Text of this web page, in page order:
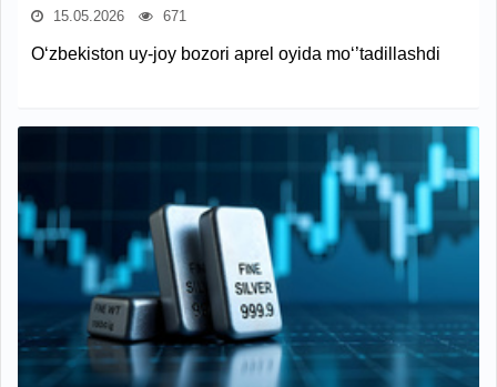
15.05.2026 671
O‘zbekiston uy-joy bozori aprel oyida mo‘’tadillashdi